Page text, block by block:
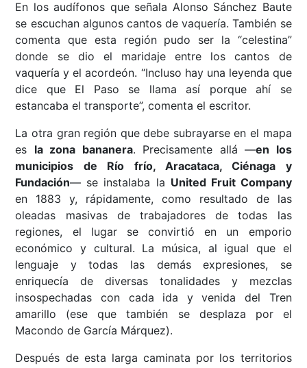
En los audífonos que señala Alonso Sánchez Baute
se escuchan algunos cantos de vaquería. También se
comenta que esta región pudo ser la “celestina”
donde se dio el maridaje entre los cantos de
vaquería y el acordeón. “Incluso hay una leyenda que
dice que El Paso se llama así porque ahí se
estancaba el transporte”, comenta el escritor.
La otra gran región que debe subrayarse en el mapa
es la zona bananera. Precisamente allá ––en los
municipios de Río frío, Aracataca, Ciénaga y
Fundación–– se instalaba la United Fruit Company
en 1883 y, rápidamente, como resultado de las
oleadas masivas de trabajadores de todas las
regiones, el lugar se convirtió en un emporio
económico y cultural. La música, al igual que el
lenguaje y todas las demás expresiones, se
enriquecía de diversas tonalidades y mezclas
insospechadas con cada ida y venida del Tren
amarillo (ese que también se desplaza por el
Macondo de García Márquez).
Después de esta larga caminata por los territorios